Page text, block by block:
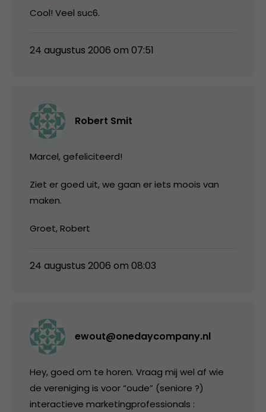
Cool! Veel suc6.
24 augustus 2006 om 07:51
Robert Smit
Marcel, gefeliciteerd!
Ziet er goed uit, we gaan er iets moois van
maken.
Groet, Robert
24 augustus 2006 om 08:03
ewout@onedaycompany.nl
Hey, goed om te horen. Vraag mij wel af wie
de vereniging is voor “oude” (seniore ?)
interactieve marketingprofessionals :